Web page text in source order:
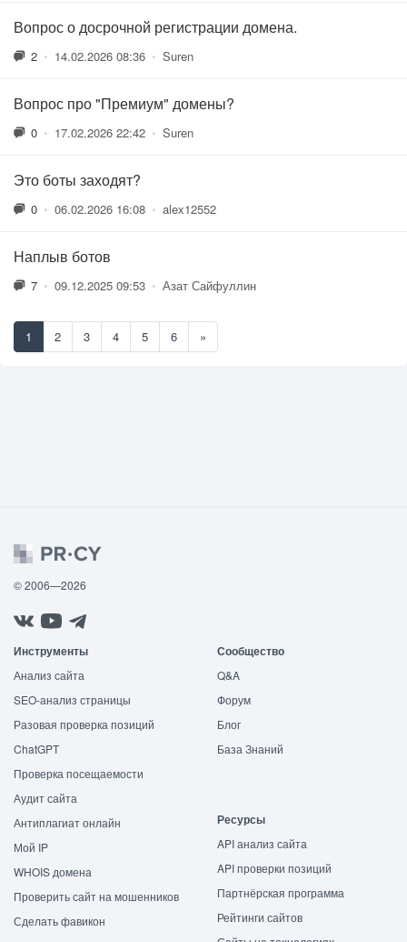
Вопрос о досрочной регистрации домена.
2 • 14.02.2026 08:36 • Suren
Вопрос про "Премиум" домены?
0 • 17.02.2026 22:42 • Suren
Это боты заходят?
0 • 06.02.2026 16:08 • alex12552
Наплыв ботов
7 • 09.12.2025 09:53 • Азат Сайфуллин
1 2 3 4 5 6 »
© 2006—2026
Инструменты
Анализ сайта
SEO-анализ страницы
Разовая проверка позиций
ChatGPT
Проверка посещаемости
Аудит сайта
Антиплагиат онлайн
Мой IP
WHOIS домена
Проверить сайт на мошенников
Сделать фавикон
Сообщество
Q&A
Форум
Блог
База Знаний
Ресурсы
API анализ сайта
API проверки позиций
Партнёрская программа
Рейтинги сайтов